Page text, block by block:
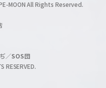
MOON All Rights Reserved.
／SOS団
RESERVED.